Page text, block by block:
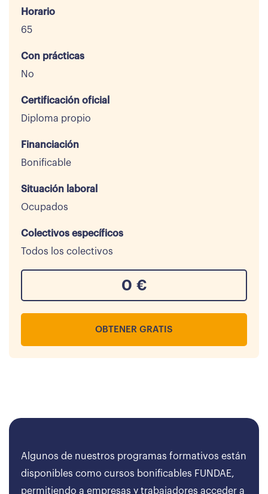
Horario
65
Con prácticas
No
Certificación oficial
Diploma propio
Financiación
Bonificable
Situación laboral
Ocupados
Colectivos específicos
Todos los colectivos
0 €
OBTENER GRATIS
Algunos de nuestros programas formativos están
disponibles como cursos bonificables FUNDAE,
permitiendo a empresas y trabajadores acceder a